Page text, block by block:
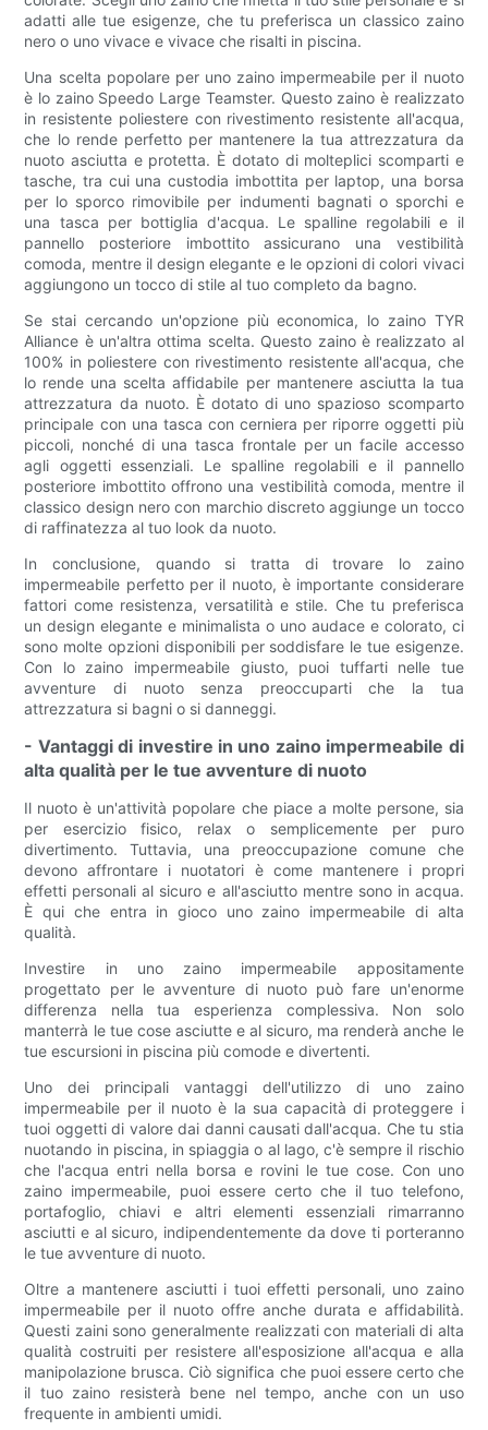
adatti alle tue esigenze, che tu preferisca un classico zaino
nero o uno vivace e vivace che risalti in piscina.
Una scelta popolare per uno zaino impermeabile per il nuoto
è lo zaino Speedo Large Teamster. Questo zaino è realizzato
in resistente poliestere con rivestimento resistente all'acqua,
che lo rende perfetto per mantenere la tua attrezzatura da
nuoto asciutta e protetta. È dotato di molteplici scomparti e
tasche, tra cui una custodia imbottita per laptop, una borsa
per lo sporco rimovibile per indumenti bagnati o sporchi e
una tasca per bottiglia d'acqua. Le spalline regolabili e il
pannello posteriore imbottito assicurano una vestibilità
comoda, mentre il design elegante e le opzioni di colori vivaci
aggiungono un tocco di stile al tuo completo da bagno.
Se stai cercando un'opzione più economica, lo zaino TYR
Alliance è un'altra ottima scelta. Questo zaino è realizzato al
100% in poliestere con rivestimento resistente all'acqua, che
lo rende una scelta affidabile per mantenere asciutta la tua
attrezzatura da nuoto. È dotato di uno spazioso scomparto
principale con una tasca con cerniera per riporre oggetti più
piccoli, nonché di una tasca frontale per un facile accesso
agli oggetti essenziali. Le spalline regolabili e il pannello
posteriore imbottito offrono una vestibilità comoda, mentre il
classico design nero con marchio discreto aggiunge un tocco
di raffinatezza al tuo look da nuoto.
In conclusione, quando si tratta di trovare lo zaino
impermeabile perfetto per il nuoto, è importante considerare
fattori come resistenza, versatilità e stile. Che tu preferisca
un design elegante e minimalista o uno audace e colorato, ci
sono molte opzioni disponibili per soddisfare le tue esigenze.
Con lo zaino impermeabile giusto, puoi tuffarti nelle tue
avventure di nuoto senza preoccuparti che la tua
attrezzatura si bagni o si danneggi.
- Vantaggi di investire in uno zaino impermeabile di
alta qualità per le tue avventure di nuoto
Il nuoto è un'attività popolare che piace a molte persone, sia
per esercizio fisico, relax o semplicemente per puro
divertimento. Tuttavia, una preoccupazione comune che
devono affrontare i nuotatori è come mantenere i propri
effetti personali al sicuro e all'asciutto mentre sono in acqua.
È qui che entra in gioco uno zaino impermeabile di alta
qualità.
Investire in uno zaino impermeabile appositamente
progettato per le avventure di nuoto può fare un'enorme
differenza nella tua esperienza complessiva. Non solo
manterrà le tue cose asciutte e al sicuro, ma renderà anche le
tue escursioni in piscina più comode e divertenti.
Uno dei principali vantaggi dell'utilizzo di uno zaino
impermeabile per il nuoto è la sua capacità di proteggere i
tuoi oggetti di valore dai danni causati dall'acqua. Che tu stia
nuotando in piscina, in spiaggia o al lago, c'è sempre il rischio
che l'acqua entri nella borsa e rovini le tue cose. Con uno
zaino impermeabile, puoi essere certo che il tuo telefono,
portafoglio, chiavi e altri elementi essenziali rimarranno
asciutti e al sicuro, indipendentemente da dove ti porteranno
le tue avventure di nuoto.
Oltre a mantenere asciutti i tuoi effetti personali, uno zaino
impermeabile per il nuoto offre anche durata e affidabilità.
Questi zaini sono generalmente realizzati con materiali di alta
qualità costruiti per resistere all'esposizione all'acqua e alla
manipolazione brusca. Ciò significa che puoi essere certo che
il tuo zaino resisterà bene nel tempo, anche con un uso
frequente in ambienti umidi.